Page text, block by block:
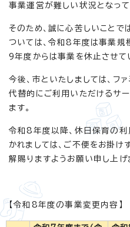
事業運営が難しい状況となって
そのため、誠に心苦しいことで
ついては、令和8年度は事業規
9年度からは事業を休止させて
今後、市といたしましては、ファ
代替的にご利用いただけるサ
ます。
令和8年度以降、休日保育の
かれましては、ご不便をお掛け
解賜りますようお願い申し上げ
【令和8年度の事業変更内容】